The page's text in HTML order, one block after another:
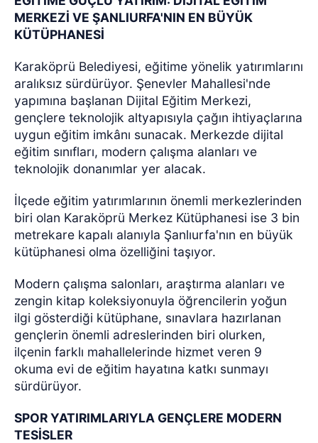
MERKEZİ VE ŞANLIURFA'NIN EN BÜYÜK
KÜTÜPHANESİ
Karaköprü Belediyesi, eğitime yönelik yatırımlarını
aralıksız sürdürüyor. Şenevler Mahallesi'nde
yapımına başlanan Dijital Eğitim Merkezi,
gençlere teknolojik altyapısıyla çağın ihtiyaçlarına
uygun eğitim imkânı sunacak. Merkezde dijital
eğitim sınıfları, modern çalışma alanları ve
teknolojik donanımlar yer alacak.
İlçede eğitim yatırımlarının önemli merkezlerinden
biri olan Karaköprü Merkez Kütüphanesi ise 3 bin
metrekare kapalı alanıyla Şanlıurfa'nın en büyük
kütüphanesi olma özelliğini taşıyor.
Modern çalışma salonları, araştırma alanları ve
zengin kitap koleksiyonuyla öğrencilerin yoğun
ilgi gösterdiği kütüphane, sınavlara hazırlanan
gençlerin önemli adreslerinden biri olurken,
ilçenin farklı mahallelerinde hizmet veren 9
okuma evi de eğitim hayatına katkı sunmayı
sürdürüyor.
SPOR YATIRIMLARIYLA GENÇLERE MODERN
TESİSLER